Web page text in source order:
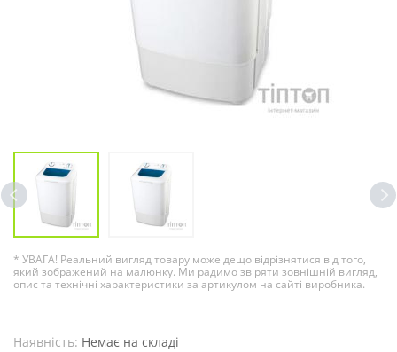
* УВАГА! Реальний вигляд товару може дещо відрізнятися від того,
який зображений на малюнку. Ми радимо звіряти зовнішній вигляд,
опис та технічні характеристики за артикулом на сайті виробника.
Наявність: Немає на складі